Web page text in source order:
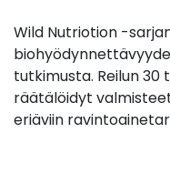
Wild Nutriotion -
tutkimusta. Reilun
räätälöidyt
eriäviin